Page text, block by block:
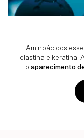
Aminoácidos
elastina e keratina.
oaparecimento